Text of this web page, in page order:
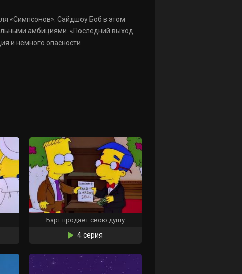
«Симпсонов». Сайдшоу Боб в этом
амбициями. «Последний выход
и немного опасности.
Барт продаёт свою душу
4 серия